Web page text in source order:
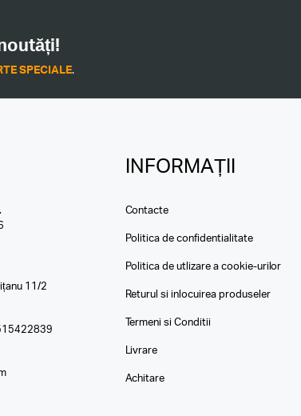
SPECIALE.
11/2
INFORMAȚII
Contacte
Politica de confidentialitate
Politica de utlizare a cookie-urilor
Returul si inlocuirea produseler
Termeni si Conditii
Livrare
Achitare